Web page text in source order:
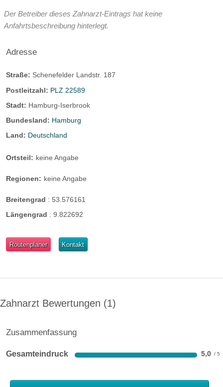
Der Betreiber dieses Zahnarzt-Eintrags hat keine
Anfahrtsbeschreibung hinterlegt.
Adresse
Straße: Schenefelder Landstr. 187
Postleitzahl: PLZ 22589
Stadt: Hamburg-Iserbrook
Bundesland: Hamburg
Land: Deutschland
Ortsteil: keine Angabe
Regionen: keine Angabe
Breitengrad : 53.576161
Längengrad : 9.822692
Routenplaner Kontakt
Zahnarzt Bewertungen 1
Zusammenfassung
Gesamteindruck 5,0